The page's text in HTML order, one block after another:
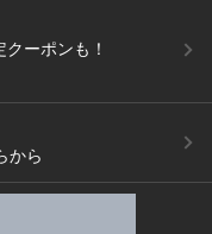
ーポンも！
から